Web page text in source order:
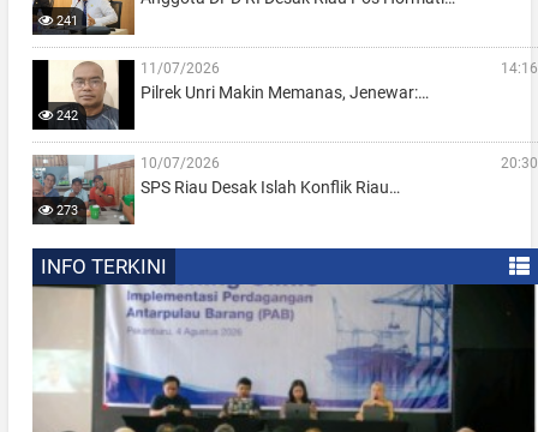
241
242
11/07/2026 14:16
Pilrek Unri Makin Memanas, Jenewar:…
273
10/07/2026 20:30
SPS Riau Desak Islah Konflik Riau…
INFO TERKINI